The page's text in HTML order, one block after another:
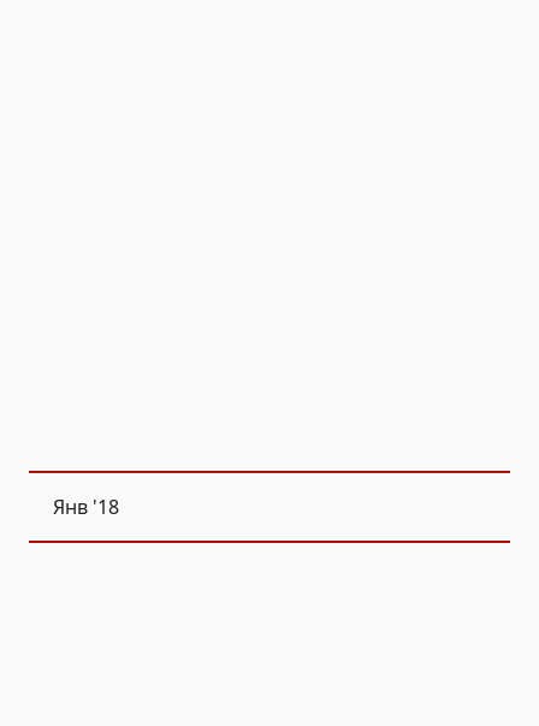
Янв '18